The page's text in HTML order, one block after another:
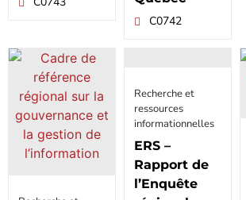
C0742
Recherche et
ressources
informationnelles
ERS –
Rapport de
l’Enquête